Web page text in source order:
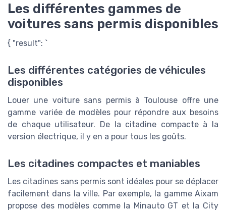
Les différentes gammes de
voitures sans permis disponibles
{ "result": `
Les différentes catégories de véhicules
disponibles
Louer une voiture sans permis à Toulouse offre une
gamme variée de modèles pour répondre aux besoins
de chaque utilisateur. De la citadine compacte à la
version électrique, il y en a pour tous les goûts.
Les citadines compactes et maniables
Les citadines sans permis sont idéales pour se déplacer
facilement dans la ville. Par exemple, la gamme Aixam
propose des modèles comme la Minauto GT et la City